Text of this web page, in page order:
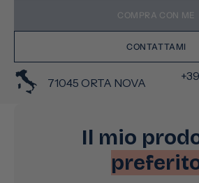
COMPRA CON ME
CONTATTAMI
71045 ORTA NOVA
Il mio